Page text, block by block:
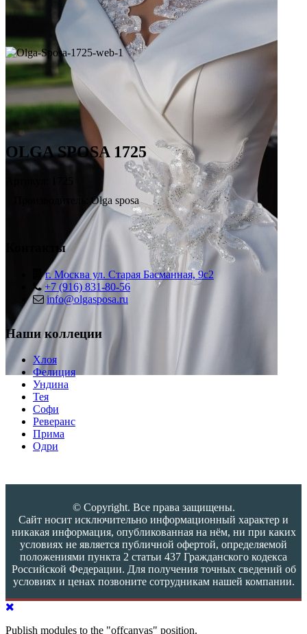
OLGA SPOSA 1725
Производитель: Olga sposa
Контакты
г. Москва ул. Старая Басманная, 9с2
+7 (916) 831-80-56
info@olgasposa.ru
Наши коллеции
Хлоя
Фелиция
Ундина
Тея
Софи
Реверанс
Прима
Одри
© Copyright. Все права защищены.
Сайт носит исключительно информационный характер и
никакая информация, опубликованная на нём, ни при каких
условиях не является публичной офертой, определяемой
положениями пункта 2 статьи 437 Гражданского кодекса
Российской Федерации. Для получения точных сведений об
условиях и ценах позвоните сотрудникам нашей компании.
Publish modules to the "offcanvas" position.